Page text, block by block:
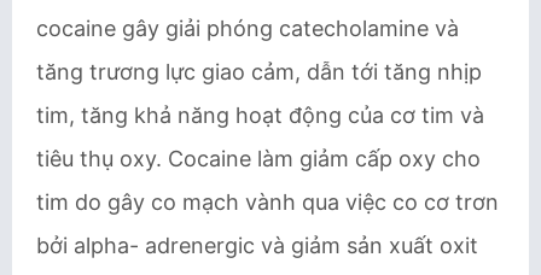
cocaine gây giải phóng catecholamine và
tăng trương lực giao cảm, dẫn tới tăng nhịp
tim, tăng khả năng hoạt động của cơ tim và
tiêu thụ oxy. Cocaine làm giảm cấp oxy cho
tim do gây co mạch vành qua việc co cơ trơn
bởi alpha- adrenergic và giảm sản xuất oxit